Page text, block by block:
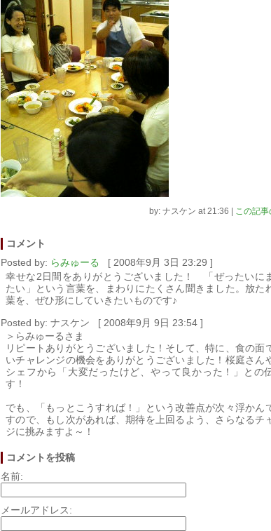
by: ナスケン at 21:36 この記
コメント
Posted by: らみゅーる
[ 2008年9月 3日 23:29 ]
幸せな2日間をありがとうございました！ 「ぜったいに
たい」という言葉を、まわりにたくさん聞きました。放た
葉を、ぜひ形にしていきたいものです♪
Posted by: ナスケン [ 2008年9月 9日 23:54 ]
＞らみゅーるさま
リピートありがとうございました！そして、特に、食の面
いチャレンジの機会をありがとうございました！桜庭さん
シェフから「大変だったけど、やって良かった！」との
す！
でも、「もっとこうすれば！」という改善点が次々浮かん
すので、もし次があれば、期待を上回るよう、さらなるチ
ジに挑みますよ～！
コメントを投稿
名前:
メールアドレス: